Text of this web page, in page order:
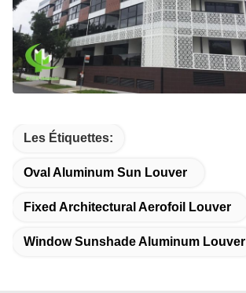
Les Étiquettes:
Oval Aluminum Sun Louver
Fixed Architectural Aerofoil Louver
Window Sunshade Aluminum Louver